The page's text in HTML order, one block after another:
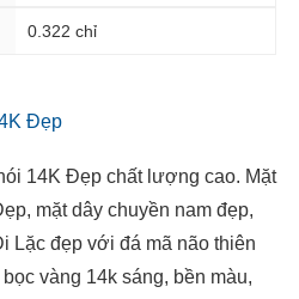
0.322 chỉ
Đẹp
14K Đẹp chất lượng cao. Mặt
mặt dây chuyền nam đẹp,
Lặc đẹp với đá mã não thiên
vàng 14k sáng, bền màu,